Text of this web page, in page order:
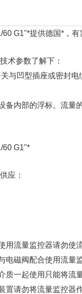
G1"*提供德国*，
术参数了解下：
与凹型插座或密封
备内部的浮标。流量
60 G1"*
应：
用流量监控器请勿使
电磁阀配合使用流量
质一起使用只能将流
置请勿将流量监控器